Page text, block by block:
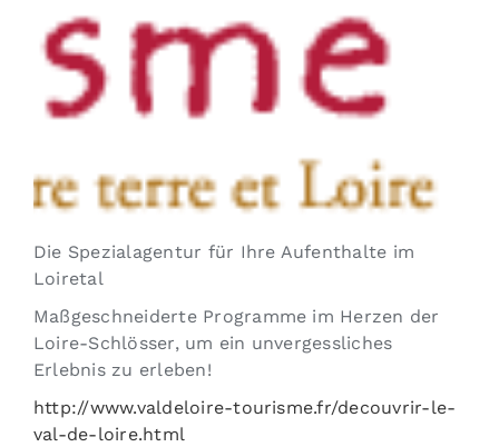
Die Spezialagentur für Ihre Aufenthalte im
Loiretal
Maßgeschneiderte Programme im Herzen der
Loire-Schlösser, um ein unvergessliches
Erlebnis zu erleben!
http://www.valdeloire-tourisme.fr/decouvrir-le-
val-de-loire.html